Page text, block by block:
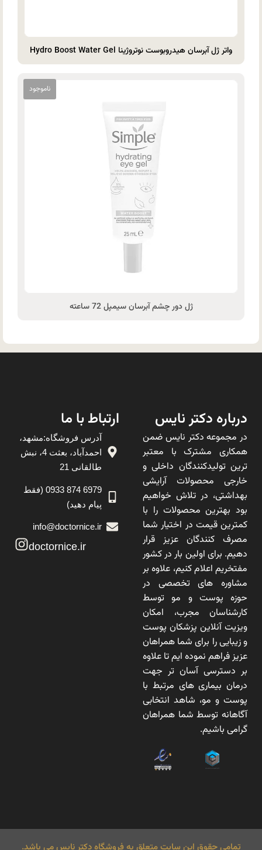
واتر ژل آبرسان هیدروبوست نوتروژینا Hydro Boost Water Gel
ژل دور چشم آبرسان سیمپل 72 ساعته
درباره دکتر نایس
در مجموعه دکتر نایس ضمن
همکاری مشترک با معتبر
ترین تولیدکنندگان داخلی و
خارجی محصولات آرایشی
بهداشتی، در تلاش خواهیم
بود بهترین محصولات را با
کمترین قیمت در اختیار شما
مصرف کنندگان عزیز قرار
دهیم. برای اولین بار در کشور
مفتخریم اعلام کنیم، علاوه بر
مشاوره های تخصصی در
حوزه پوست و مو توسط
کارشناسان مجرب، امکان
ویزیت آنلاین پزشکان پوست
و زیبایی را برای شما همراهان
عزیز فراهم نموده ایم تا علاوه
بر دسترسی آسان تر جهت
درمان بیماری های مرتبط با
پوست و مو، شاهد انتخابی
آگاهانه توسط شما همراهان
گرامی باشیم.
ارتباط با ما
آدرس فروشگاه:مشهد،
احمدآباد، بعثت 4، نبش
طالقانی 21
6979 874 0933 (فقط
پیام دهید)
info@doctornice.ir
doctornice.ir